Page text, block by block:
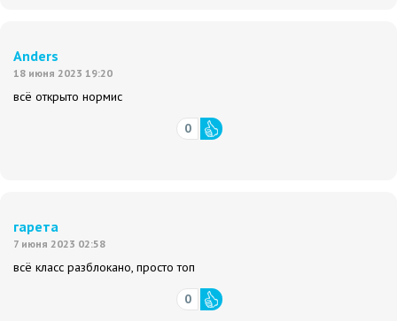
Anders
18 июня 2023 19:20
всё открыто нормис
0
гарета
7 июня 2023 02:58
всё класс разблокано, просто топ
0